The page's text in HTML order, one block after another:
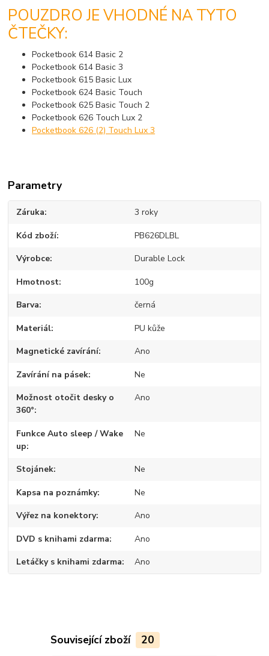
POUZDRO JE VHODNÉ NA TYTO
ČTEČKY:
Pocketbook 614 Basic 2
Pocketbook 614 Basic 3
Pocketbook 615 Basic Lux
Pocketbook 624 Basic Touch
Pocketbook 625 Basic Touch 2
Pocketbook 626 Touch Lux 2
Pocketbook 626 (2) Touch Lux 3
Parametry
Záruka 3 roky
Kód zboží PB626DLBL
Výrobce Durable Lock
Hmotnost 100g
Barva černá
Materiál PU kůže
Magnetické zavírání Ano
Zavírání na pásek Ne
Možnost otočit desky o
360°
Ano
Funkce Auto sleep / Wake
up
Ne
Stojánek Ne
Kapsa na poznámky Ne
Výřez na konektory Ano
DVD s knihami zdarma Ano
Letáčky s knihami zdarma Ano
Související zboží 20